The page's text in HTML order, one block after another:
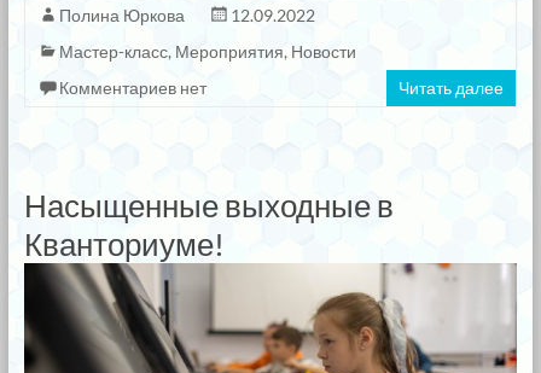
Полина Юркова
12.09.2022
Мастер-класс, Мероприятия, Новости
Комментариев нет
Читать далее
Насыщенные выходные в
Кванториуме!